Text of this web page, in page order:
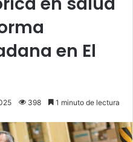
en El
398 1 minuto de lectura